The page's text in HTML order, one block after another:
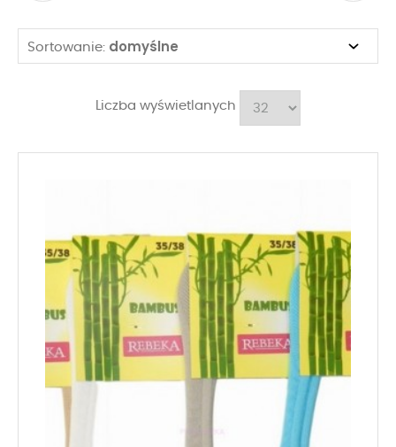
Sortowanie: domyślne
Liczba wyświetlanych